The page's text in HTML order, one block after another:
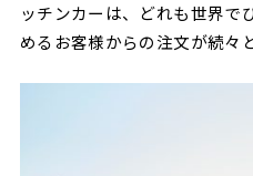
ッチンカーは、どれも世界で
めるお客様からの注文が続々